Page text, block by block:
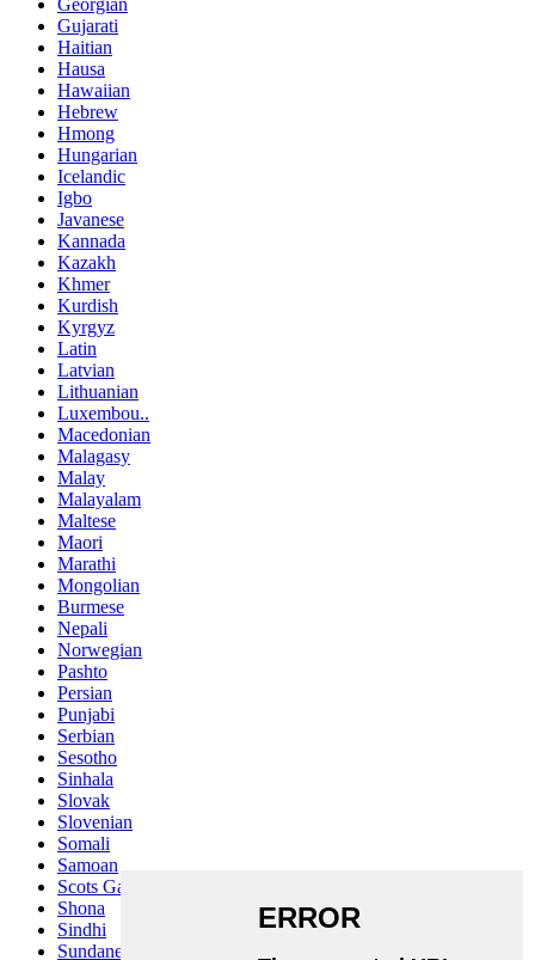
Gujarati
Haitian
Hausa
Hawaiian
Hebrew
Hmong
Hungarian
Icelandic
Igbo
Javanese
Kannada
Kazakh
Khmer
Kurdish
Kyrgyz
Latin
Latvian
Lithuanian
Luxembou..
Macedonian
Malagasy
Malay
Malayalam
Maltese
Maori
Marathi
Mongolian
Burmese
Nepali
Norwegian
Pashto
Persian
Punjabi
Serbian
Sesotho
Sinhala
Slovak
Slovenian
Somali
Samoan
Scots Gaelic
Shona
Sindhi
Sundanese